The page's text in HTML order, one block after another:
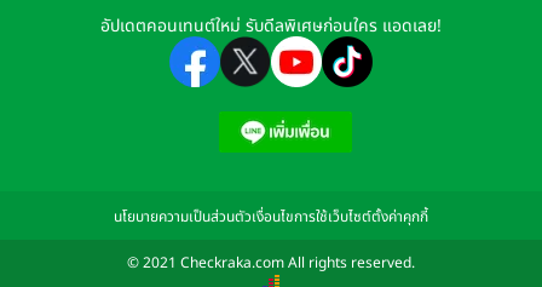
อัปเดตคอนเทนต์ใหม่ รับดีลพิเศษก่อนใคร แอดเลย!
นโยบายความเป็นส่วนตัวเงื่อนไขการใช้เว็บไซต์ตั้งค่าคุกกี้
© 2021 Checkraka.com All rights reserved.